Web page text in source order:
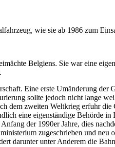
wie sie ab 1986 zum
Belgiens. Sie war eine
Eine erste Umänderung
sollte jedoch nicht lange
dem zweiten Weltkrieg erfuhr
eine eigenständige Behörde
der 1990er Jahre, dies
zugeschrieben und
darunter unter Anderem die